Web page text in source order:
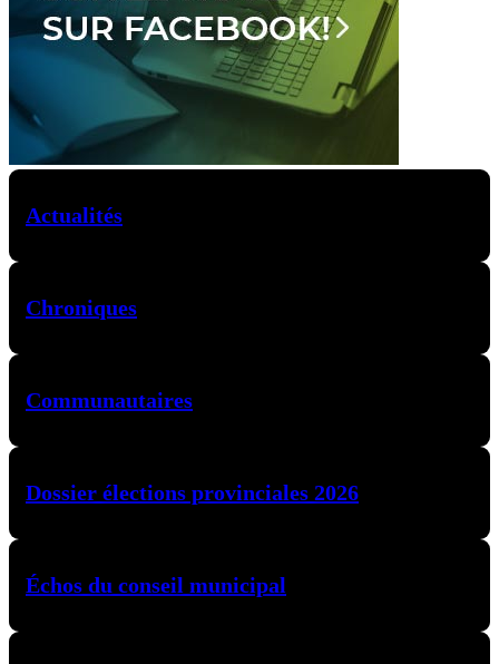
Actualités
Chroniques
Communautaires
Dossier élections provinciales 2026
Échos du conseil municipal